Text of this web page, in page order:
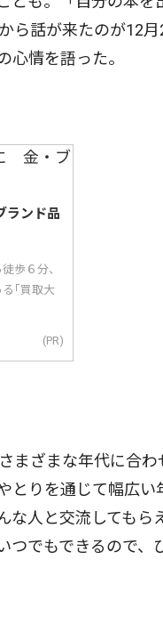
ら話が来たのが12
情を語った。
ンド品
歩６分、
｢買取大
(PR)
まざまな年代に合わ
とりを通じて幅広い
な人と交流してもら
でもできるので、